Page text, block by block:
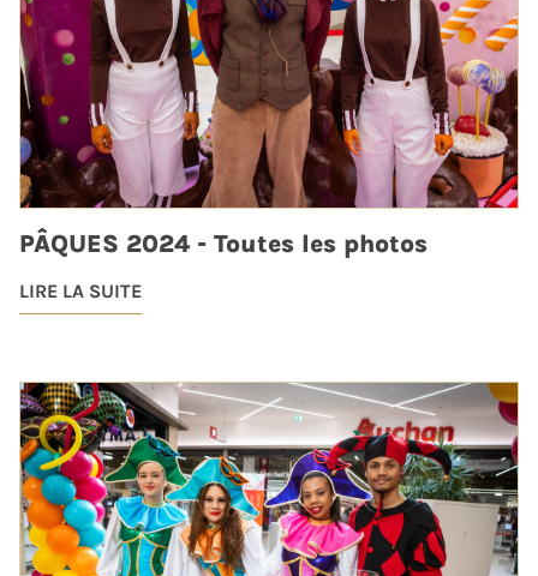
PÂQUES 2024 - Toutes les photos
LIRE LA SUITE